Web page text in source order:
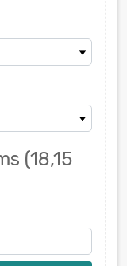
(18,15